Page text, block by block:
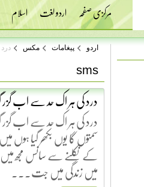
مرکزی صفحہ اردو لغت اسلام
اردو پیغامات مکس
sms
درد کی ہر اک حد سے اب گزر
درد کی ہر اک حد سے اب گزر
سمتوں گا یوں بکھر گیا
کے نکلنے سے سانس مجھ
میں زندگی میں جت...